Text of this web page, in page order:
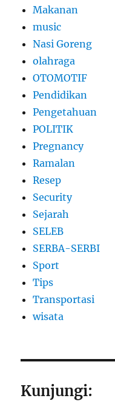
Makanan
music
Nasi Goreng
olahraga
OTOMOTIF
Pendidikan
Pengetahuan
POLITIK
Pregnancy
Ramalan
Resep
Security
Sejarah
SELEB
SERBA-SERBI
Sport
Tips
Transportasi
wisata
Kunjungi: